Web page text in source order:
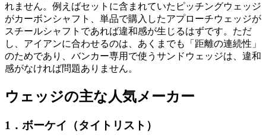
れません。例えばセットに含まれていたピッチングウェッジ
がカーボンシャフト、単品で購入したアプローチウェッジが
スチールシャフトであれば違和感が生じるはずです。ただ
し、アイアンに合わせるのは、あくまでも「距離の連続性」
のためであり、バンカー専用で使うサンドウェッジは、違和
感がなければ問題ありません。
ウェッジの主な人気メーカー
1．ボーケイ（タイトリスト）